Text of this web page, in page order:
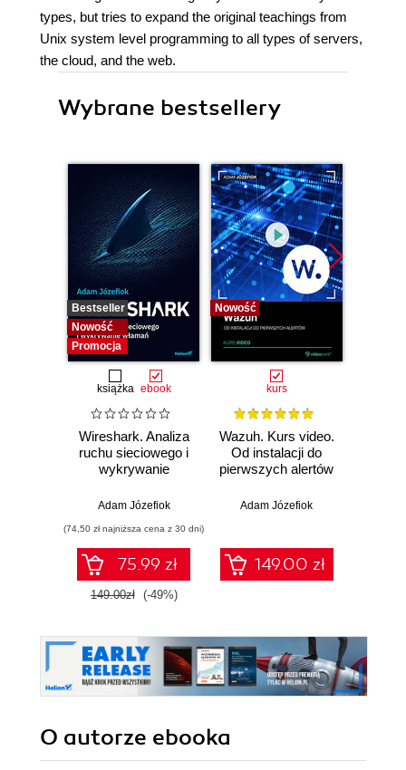
types, but tries to expand the original teachings from
Unix system level programming to all types of servers,
the cloud, and the web.
Wybrane bestsellery
Bestseller
Nowość
Promocja
książka ebook
Wireshark. Analiza
ruchu sieciowego i
wykrywanie
Adam Józefiok
(74,50 zł najniższa cena z 30 dni)
75.99 zł
149.00zł (-49%)
Nowość
kurs
Wazuh. Kurs video.
Od instalacji do
pierwszych alertów
Adam Józefiok
149.00 zł
O autorze ebooka